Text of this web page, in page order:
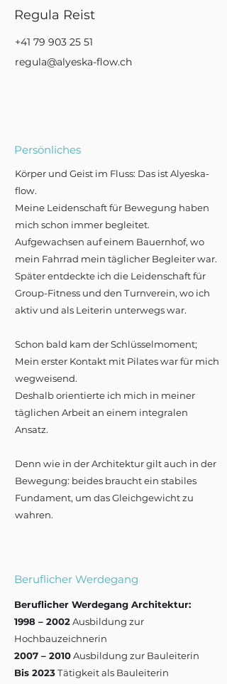
Regula Reist
+41 79 903 25 51
regula@alyeska-flow.ch
Persönliches
Körper und Geist im Fluss: Das ist Alyeska-
flow.
Meine Leidenschaft für Bewegung haben
mich schon immer begleitet.
Aufgewachsen auf einem Bauernhof, wo
mein Fahrrad mein täglicher Begleiter war.
Später entdeckte ich die Leidenschaft für
Group-Fitness und den Turnverein, wo ich
aktiv und als Leiterin unterwegs war.
Schon bald kam der Schlüsselmoment;
Mein erster Kontakt mit Pilates war für mich
wegweisend.
Deshalb orientierte ich mich in meiner
täglichen Arbeit an einem integralen
Ansatz.
Denn wie in der Architektur gilt auch in der
Bewegung: beides braucht ein stabiles
Fundament, um das Gleichgewicht zu
wahren.
Beruflicher Werdegang
Beruflicher Werdegang Architektur:
1998 – 2002Ausbildung zur
Hochbauzeichnerin
2007 – 2010Ausbildung zur Bauleiterin
Bis 2023Tätigkeit als Bauleiterin